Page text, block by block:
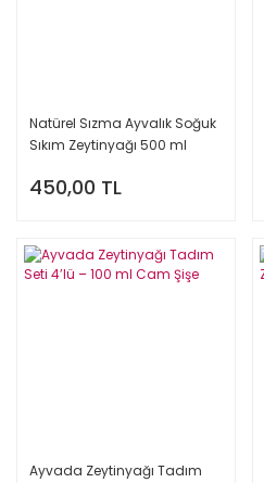
Natürel Sızma Ayvalık Soğuk
Sıkım Zeytinyağı 500 ml
450,00 TL
Ayvada Zeytinyağı Tadım